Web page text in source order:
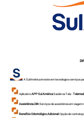
A SulAmérica investe em tecnologia e serviços
AplicativoAPP Sul AméricaSaúde na Tela -
Assistência 24h:Serviços de assistência em viagem
Benefício Odontológico Adicional:Opção de